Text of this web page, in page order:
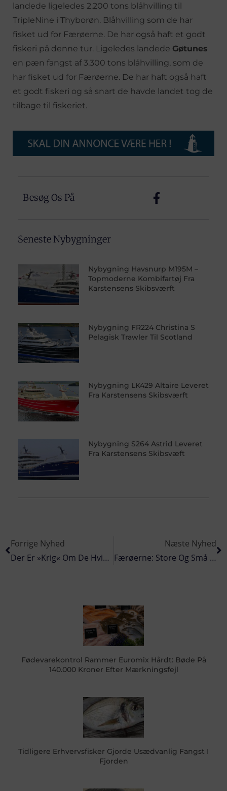
landede ligeledes 2.200 tons blåhvilling til
TripleNine i Thyborøn. Blåhvilling som de har
fisket ud for Færøerne. De har også haft et godt
fiskeri på denne tur. Ligeledes landede Gøtunes
en pæn fangst af 3.300 tons blåhvilling, som de
har fisket ud for Færøerne. De har haft også haft
et godt fiskeri og så snart de havde landet tog de
tilbage til fiskeriet.
Besøg Os På
Seneste Nybygninger
Nybygning Havsnurp M195M –
Topmoderne Kombifartøj Fra
Karstensens Skibsværft
Nybygning FR224 Christina S
Pelagisk Trawler Til Scotland
Nybygning LK429 Altaire Leveret
Fra Karstensens Skibsværft
Nybygning S264 Astrid Leveret
Fra Karstensens Skibsvæft
Forrige Nyhed
Der Er »krig« Om De Hvide Hjerteformede Skaller I Limfjorden
Næste Nyhed
Færøerne: Store Og Små Fartøjer Lander Torsk På Færøerne
Fødevarekontrol Rammer Euromix Hårdt: Bøde På
140.000 Kroner Efter Mærkningsfejl
Tidligere Erhvervsfisker Gjorde Usædvanlig Fangst I
Fjorden